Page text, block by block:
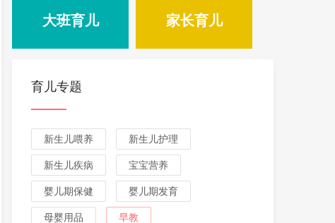
大班育儿 家长育儿
育儿专题
新生儿喂养 新生儿护理
新生儿疾病 宝宝营养
婴儿期保健 婴儿期发育
母婴用品 早教